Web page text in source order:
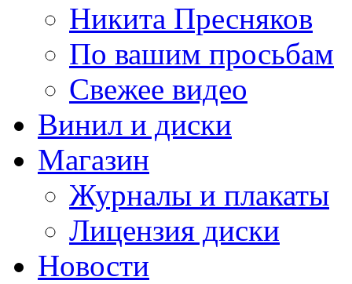
Никита Пресняков
По вашим просьбам
Свежее видео
Винил и диски
Магазин
Журналы и плакаты
Лицензия диски
Новости